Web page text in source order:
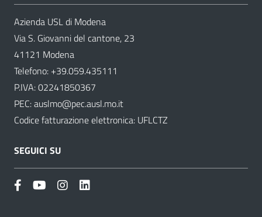
Azienda USL di Modena
Via S. Giovanni del cantone, 23
41121 Modena
Telefono: +39.059.435111
P.IVA: 02241850367
PEC:auslmo@pec.ausl.mo.it
Codice fatturazione elettronica: UFLCTZ
SEGUICI SU